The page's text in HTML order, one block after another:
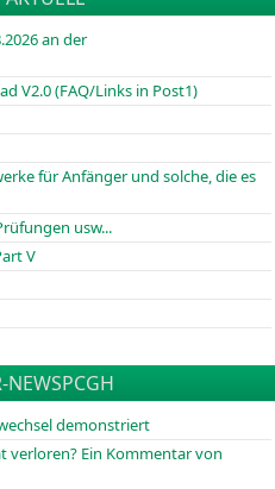
an der
V2.0 (FAQ/Links in Post1)
für Anfänger und solche, die es
usw...
V
NEWSPCGH
demonstriert
verloren? Ein Kommentar von